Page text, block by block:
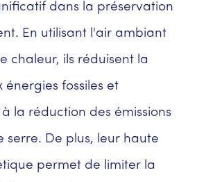
dans la préservation
En utilisant l'air ambiant
chaleur, ils réduisent la
fossiles et
la réduction des émissions
serre. De plus, leur haute
permet de limiter la